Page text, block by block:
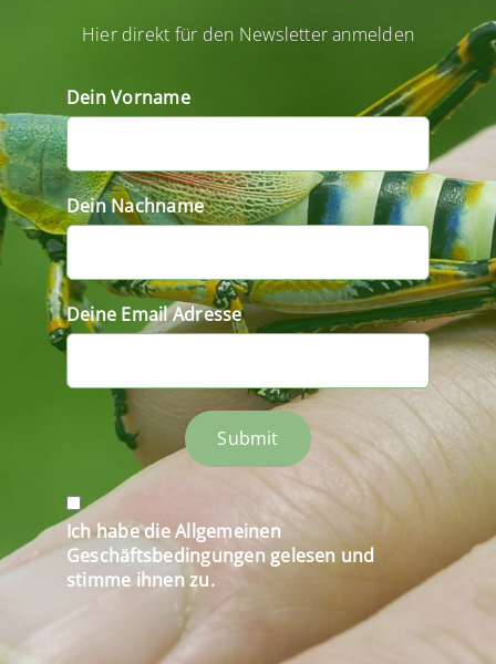
Hier direkt für den Newsletter anmelden
Dein Vorname
Dein Nachname
Deine Email Adresse
Submit
Ich habe die Allgemeinen
Geschäftsbedingungen gelesen und
stimme ihnen zu.